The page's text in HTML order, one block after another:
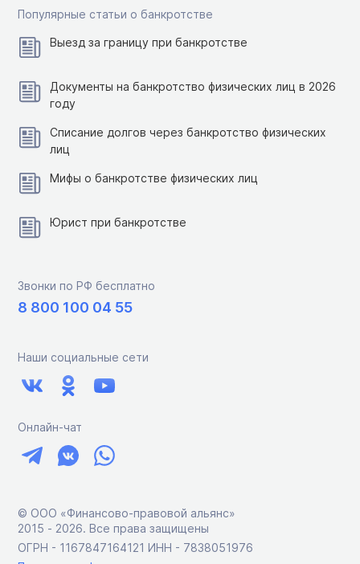
Популярные статьи о банкротстве
Выезд за границу при банкротстве
Документы на банкротство физических лиц в 2026
году
Списание долгов через банкротство физических
лиц
Мифы о банкротстве физических лиц
Юрист при банкротстве
Звонки по РФ бесплатно
8 800 100 04 55
Наши социальные сети
Онлайн-чат
© ООО «Финансово-правовой альянс»
2015 ‑ 2026. Все права защищены
ОГРН - 1167847164121 ИНН - 7838051976